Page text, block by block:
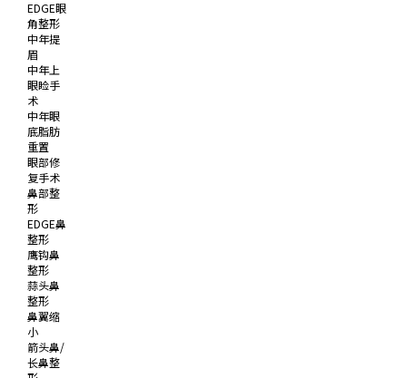
EDGE眼
角整形
中年提
眉
中年上
眼睑手
术
中年眼
底脂肪
重置
眼部修
复手术
鼻部整
形
EDGE鼻
整形
鹰钩鼻
整形
蒜头鼻
整形
鼻翼缩
小
箭头鼻/
长鼻整